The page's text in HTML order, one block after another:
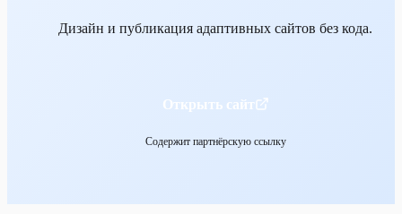
Дизайн и публикация адаптивных сайтов без кода.
Открыть сайт
Содержит партнёрскую ссылку